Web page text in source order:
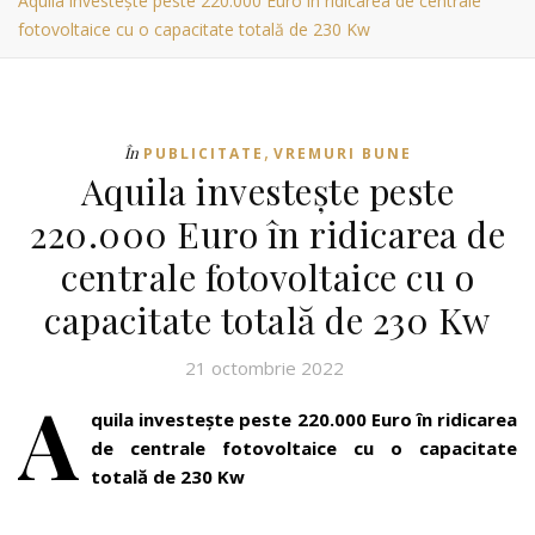
fotovoltaice cu o capacitate totală de 230 Kw
În PUBLICITATE , VREMURI BUNE
Aquila investește peste
220.000 Euro în ridicarea de
centrale fotovoltaice cu o
capacitate totală de 230 Kw
21 octombrie 2022
A
quila investește peste 220.000 Euro în ridicarea
de centrale fotovoltaice cu o capacitate
totală de 230 Kw